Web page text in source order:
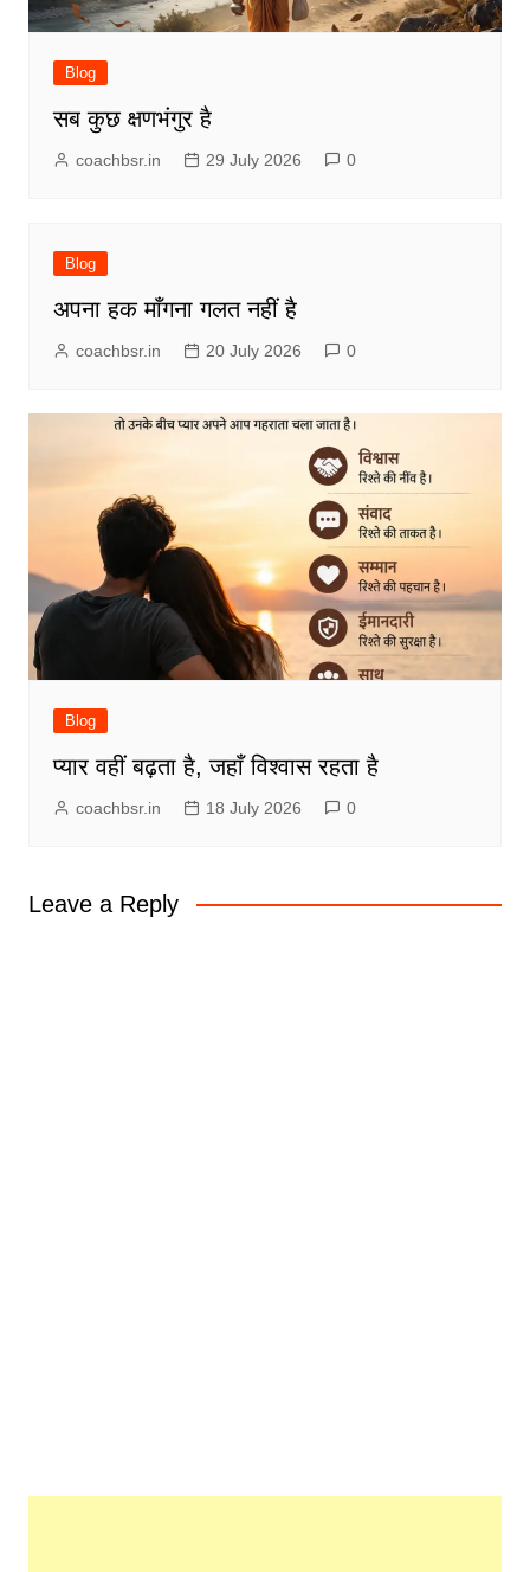
Blog
सब कुछ क्षणभंगुर है
coachbsr.in 29 July 2026 0
Blog
अपना हक माँगना गलत नहीं है
coachbsr.in 20 July 2026 0
Blog
प्यार वहीं बढ़ता है, जहाँ विश्वास रहता है
coachbsr.in 18 July 2026 0
Leave a Reply